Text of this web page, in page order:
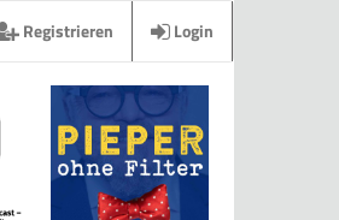
Registrieren Login